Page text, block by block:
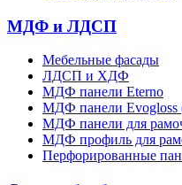
МДФ и ЛДСП
Мебельные фасады
ЛДСП и ХДФ
МДФ панели Eterno
МДФ панели Evogloss
МДФ панели для
МДФ профиль для
Перфорированные